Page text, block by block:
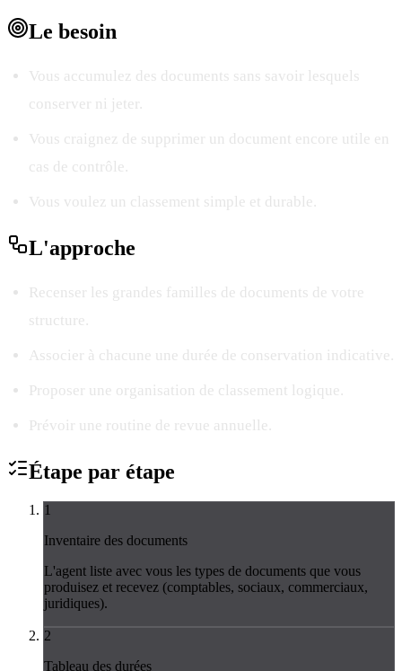
Le besoin
Vous accumulez des documents sans savoir lesquels
conserver ni jeter.
Vous craignez de supprimer un document encore utile en
cas de contrôle.
Vous voulez un classement simple et durable.
L'approche
Recenser les grandes familles de documents de votre
structure.
Associer à chacune une durée de conservation indicative.
Proposer une organisation de classement logique.
Prévoir une routine de revue annuelle.
Étape par étape
1
Inventaire des documents
L'agent liste avec vous les types de documents que vous
produisez et recevez (comptables, sociaux, commerciaux,
juridiques).
2
Tableau des durées